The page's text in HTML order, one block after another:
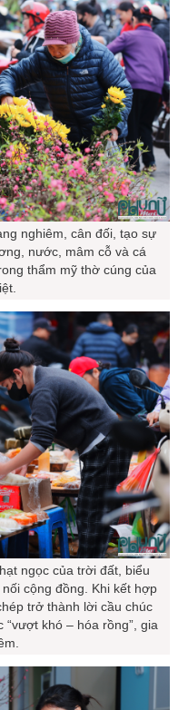
nghiêm, cân đối, tạo sự
nước, mâm cỗ và cá
thẩm mỹ thờ cúng của
ngọc của trời đất, biểu
cộng đồng. Khi kết hợp
trở thành lời cầu chúc
khó – hóa rồng”, gia